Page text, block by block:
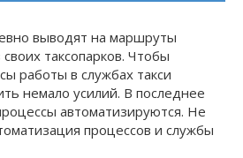
выводят на маршруты
таксопарков. Чтобы
работы в службах такси
немало усилий. В последнее
автоматизируются. Не
процессов и службы